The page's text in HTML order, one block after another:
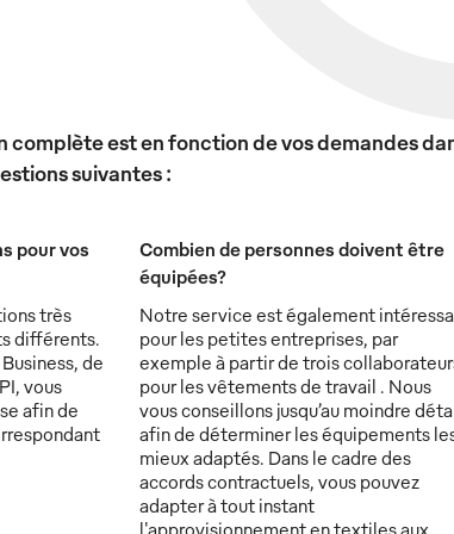
complète est en fonction de vos demandes
suivantes :
pour vos
très
différents.
de
vous
afin de
Combien de personnes doivent être
équipées?
Notre service est également
pour les petites entreprises, par
exemple à partir de trois
pour les vêtements de travail . Nous
vous conseillons jusqu’au moindre
afin de déterminer les équipements
mieux adaptés. Dans le cadre des
accords contractuels, vous pouvez
adapter à tout instant